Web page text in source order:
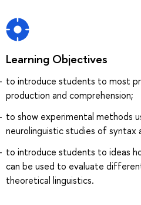
Learning Objectives
to introduce students to most
production and comprehension;
to show experimental methods
neurolinguistic studies of syntax
to introduce students to ideas
can be used to evaluate
theoretical linguistics.